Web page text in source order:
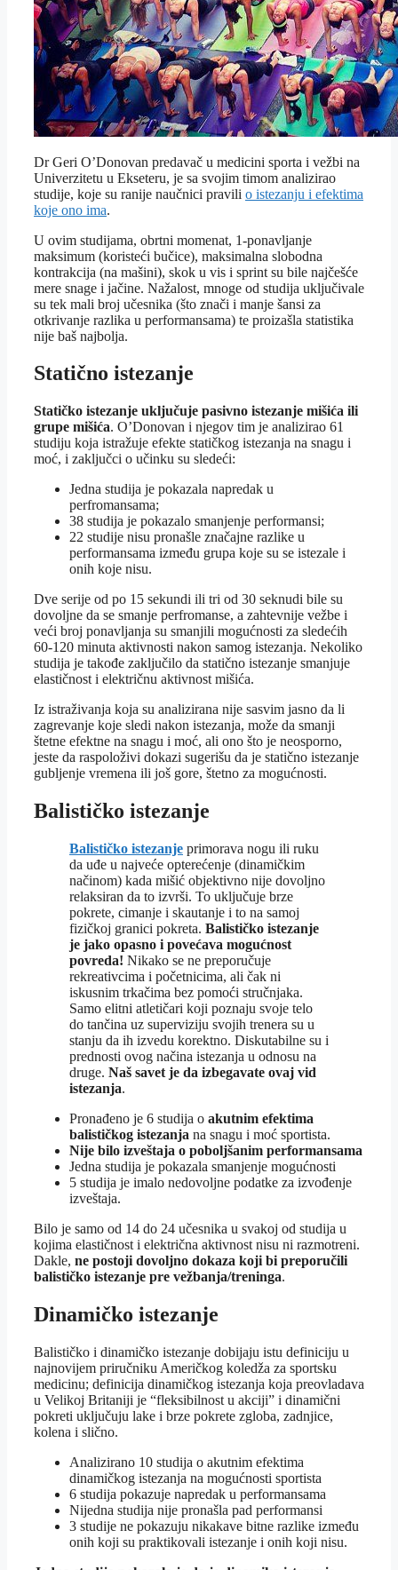
Dr Geri O’Donovan predavač u medicini sporta i vežbi na
Univerzitetu u Ekseteru, je sa svojim timom analizirao
studije, koje su ranije naučnici pravili o istezanju i efektima
koje ono ima.
U ovim studijama, obrtni momenat, 1-ponavljanje
maksimum (koristeći bučice), maksimalna slobodna
kontrakcija (na mašini), skok u vis i sprint su bile najčešće
mere snage i jačine. Nažalost, mnoge od studija uključivale
su tek mali broj učesnika (što znači i manje šansi za
otkrivanje razlika u performansama) te proizašla statistika
nije baš najbolja.
Statično istezanje
Statičko istezanje uključuje pasivno istezanje mišića ili
grupe mišića. O’Donovan i njegov tim je analizirao 61
studiju koja istražuje efekte statičkog istezanja na snagu i
moć, i zaključci o učinku su sledeći:
Jedna studija je pokazala napredak u
perfromansama;
38 studija je pokazalo smanjenje performansi;
22 studije nisu pronašle značajne razlike u
performansama između grupa koje su se istezale i
onih koje nisu.
Dve serije od po 15 sekundi ili tri od 30 seknudi bile su
dovoljne da se smanje perfromanse, a zahtevnije vežbe i
veći broj ponavljanja su smanjili mogućnosti za sledećih
60-120 minuta aktivnosti nakon samog istezanja. Nekoliko
studija je takođe zaključilo da statično istezanje smanjuje
elastičnost i električnu aktivnost mišića.
Iz istraživanja koja su analizirana nije sasvim jasno da li
zagrevanje koje sledi nakon istezanja, može da smanji
štetne efektne na snagu i moć, ali ono što je neosporno,
jeste da raspoloživi dokazi sugerišu da je statično istezanje
gubljenje vremena ili još gore, štetno za mogućnosti.
Balističko istezanje
Balističko istezanje primorava nogu ili ruku
da uđe u najveće opterećenje (dinamičkim
načinom) kada mišić objektivno nije dovoljno
relaksiran da to izvrši. To uključuje brze
pokrete, cimanje i skautanje i to na samoj
fizičkoj granici pokreta. Balističko istezanje
je jako opasno i povećava mogućnost
povreda! Nikako se ne preporučuje
rekreativcima i početnicima, ali čak ni
iskusnim trkačima bez pomoći stručnjaka.
Samo elitni atletičari koji poznaju svoje telo
do tančina uz superviziju svojih trenera su u
stanju da ih izvedu korektno. Diskutabilne su i
prednosti ovog načina istezanja u odnosu na
druge. Naš savet je da izbegavate ovaj vid
istezanja.
Pronađeno je 6 studija o akutnim efektima
balističkog istezanja na snagu i moć sportista.
Nije bilo izveštaja o poboljšanim performansama
Jedna studija je pokazala smanjenje mogućnosti
5 studija je imalo nedovoljne podatke za izvođenje
izveštaja.
Bilo je samo od 14 do 24 učesnika u svakoj od studija u
kojima elastičnost i električna aktivnost nisu ni razmotreni.
Dakle, ne postoji dovoljno dokaza koji bi preporučili
balističko istezanje pre vežbanja/treninga.
Dinamičko istezanje
Balističko i dinamičko istezanje dobijaju istu definiciju u
najnovijem priručniku Američkog koledža za sportsku
medicinu; definicija dinamičkog istezanja koja preovladava
u Velikoj Britaniji je “fleksibilnost u akciji” i dinamični
pokreti uključuju lake i brze pokrete zgloba, zadnjice,
kolena i slično.
Analizirano 10 studija o akutnim efektima
dinamičkog istezanja na mogućnosti sportista
6 studija pokazuje napredak u performansama
Nijedna studija nije pronašla pad performansi
3 studije ne pokazuju nikakave bitne razlike između
onih koji su praktikovali istezanje i onih koji nisu.